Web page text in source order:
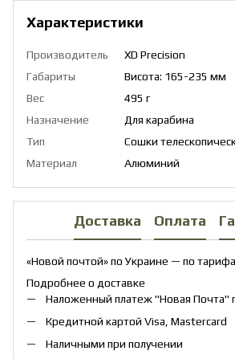
Характеристики
Производитель
XD Precision
Габариты
Висота: 165-235 мм
Вес
495 г
Назначение
Для карабина
Тип
Сошки
Материал
Алюминий
Доставка Оплата
«Новой почтой» по Украине — по
Подробнее о доставке
Наложенный платеж "Новая Почта"
Кредитной картой Visa, Mastercard
Наличными при получении